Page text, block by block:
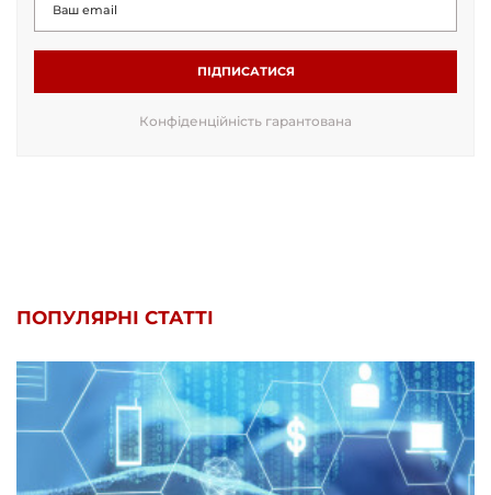
ПІДПИСАТИСЯ
Конфіденційність гарантована
ПОПУЛЯРНІ СТАТТІ